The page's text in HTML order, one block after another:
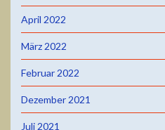
April 2022
März 2022
Februar 2022
Dezember 2021
Juli 2021